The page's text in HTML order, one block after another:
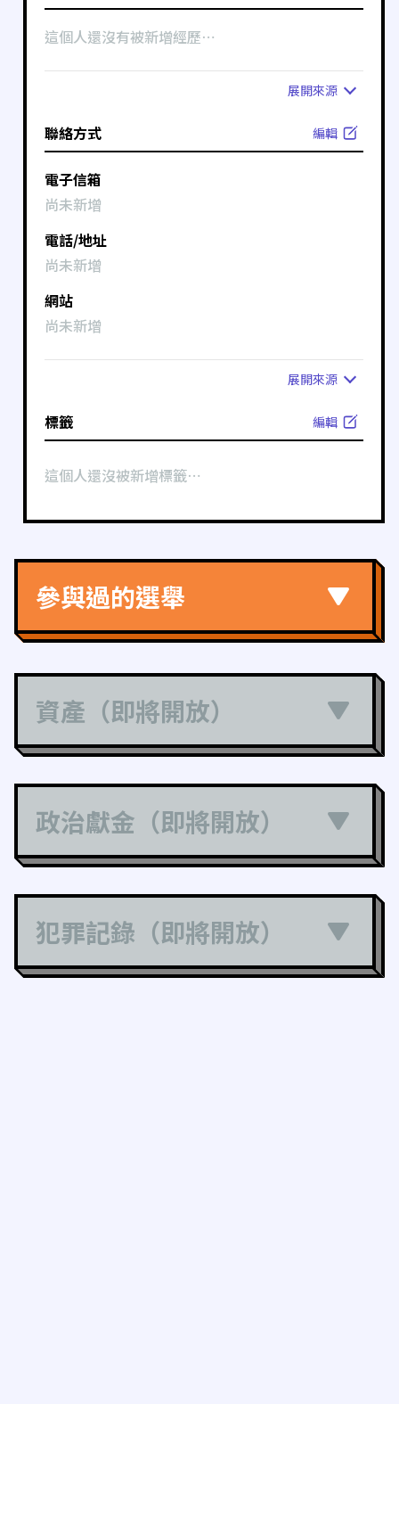
這個人還沒有被新增經歷⋯
展開來源
聯絡方式 編輯
電子信箱
尚未新增
電話/地址
尚未新增
網站
尚未新增
展開來源
標籤 編輯
這個人還沒被新增標籤⋯
參與過的選舉
資產（即將開放）
政治獻金（即將開放）
犯罪記錄（即將開放）